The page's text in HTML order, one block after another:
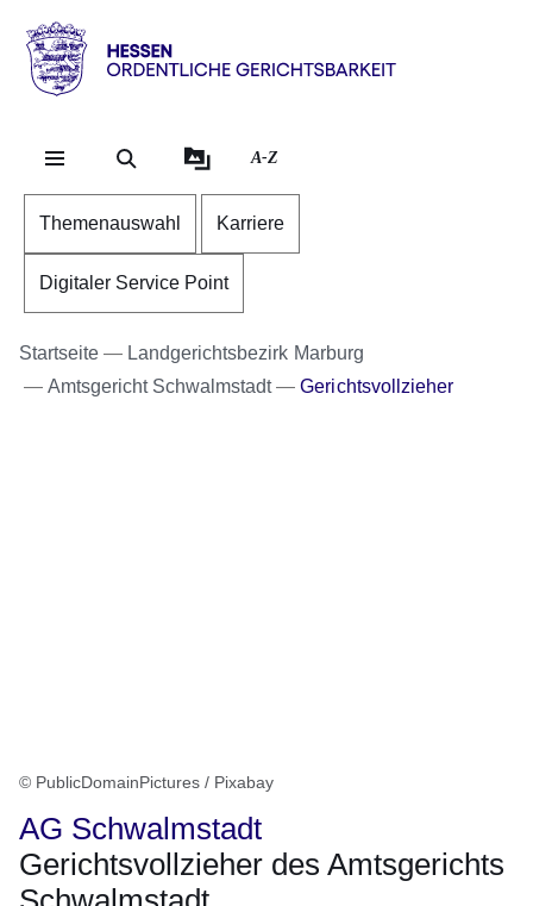
Direkt zum Kopf der
Direkt zum Inhalt
Direkt zum Fuß der
Hessen
Ordentliche
Gerichtsbarkeit
A-Z
Themenauswahl Karriere
Digitaler Service Point
Startseite
Landgerichtsbezirk Marburg
Amtsgericht Schwalmstadt
Gerichtsvollzieher
© PublicDomainPictures / Pixabay
AG Schwalmstadt
Gerichtsvollzieher des Amtsgerichts